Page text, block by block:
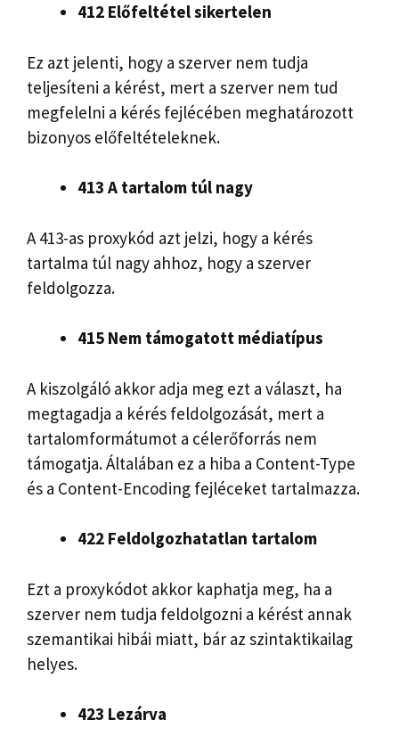
412 Előfeltétel sikertelen
Ez azt jelenti, hogy a szerver nem tudja
teljesíteni a kérést, mert a szerver nem tud
megfelelni a kérés fejlécében meghatározott
bizonyos előfeltételeknek.
413 A tartalom túl nagy
A 413-as proxykód azt jelzi, hogy a kérés
tartalma túl nagy ahhoz, hogy a szerver
feldolgozza.
415 Nem támogatott médiatípus
A kiszolgáló akkor adja meg ezt a választ, ha
megtagadja a kérés feldolgozását, mert a
tartalomformátumot a célerőforrás nem
támogatja. Általában ez a hiba a Content-Type
és a Content-Encoding fejléceket tartalmazza.
422 Feldolgozhatatlan tartalom
Ezt a proxykódot akkor kaphatja meg, ha a
szerver nem tudja feldolgozni a kérést annak
szemantikai hibái miatt, bár az szintaktikailag
helyes.
423 Lezárva